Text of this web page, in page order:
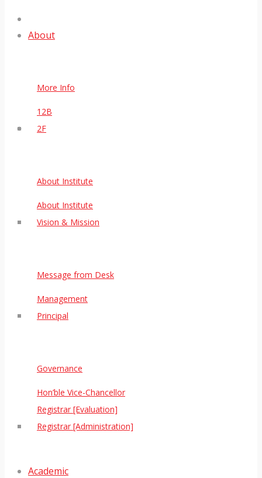
About
More Info
12B
2F
About Institute
About Institute
Vision & Mission
Message from Desk
Management
Principal
Governance
Hon’ble Vice-Chancellor
Registrar [Evaluation]
Registrar [Administration]
Academic